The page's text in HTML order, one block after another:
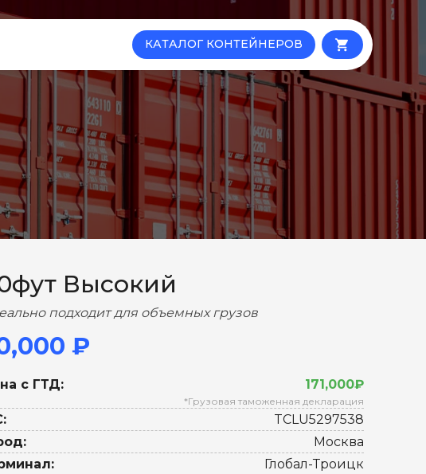
КАТАЛОГ КОНТЕЙНЕРОВ local_grocery_store
Высокий
подходит для объемных грузов
₽
с ГТД: 171,000₽
*Грузовая таможенная декларация
TCLU5297538
Москва
Глобал-Троицк